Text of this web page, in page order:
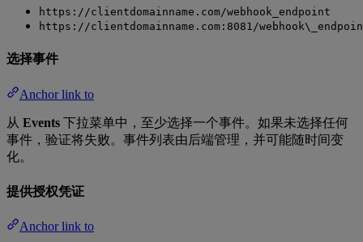
https://clientdomainname.com/webhook_endpoint
https://clientdomainname.com:8081/
选择事件
Anchor link to
从 Events 下拉菜单中，至少选择一个事件。如果未选择任何
事件，验证将失败。事件列表由后端管理，并可能随时间变
化。
提供授权凭证
Anchor link to